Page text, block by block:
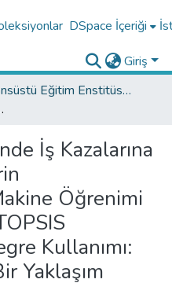
DSpace İçeriği
Giriş
Lisansüstü Eğitim Enstitüsü Tez Koleksiyonu
Kullanımı: Analitik ve Pratik Bir Yaklaşım
İş Kazalarına
Öğrenimi
Kullanımı:
Yaklaşım